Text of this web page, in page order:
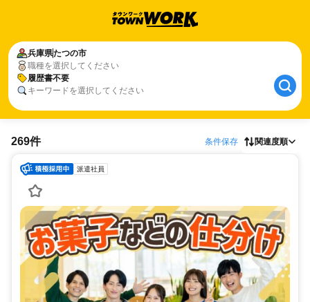
兵庫県たつの市
職種を選択してください
履歴書不要
キーワードを選択してください
269件 条件保存 関連度順
派遣社員